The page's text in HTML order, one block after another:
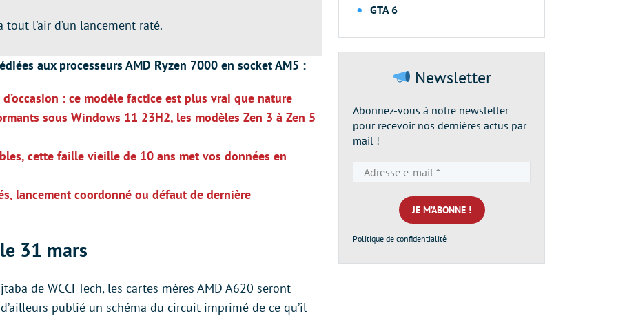
l’air d’un lancement raté.
aux processeurs AMD Ryzen 7000 en socket AM5 :
: ce modèle factice est plus vrai que nature
sous Windows 11 23H2, les modèles Zen 3 à Zen 5
cette faille vieille de 10 ans met vos données en
lancement coordonné ou défaut de dernière
31 mars
de WCCFTech, les cartes mères AMD A620 seront
publié un schéma du circuit imprimé de ce qu’il
GTA 6
Newsletter
Abonnez-vous à notre newsletter
pour recevoir nos dernières actus par
mail !
e-
mail
*
Politique de confidentialité